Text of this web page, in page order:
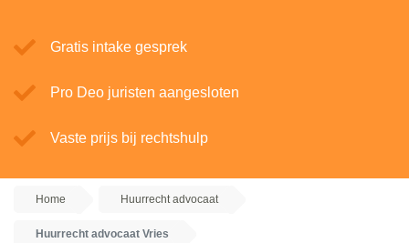
Gratis intake gesprek
Pro Deo juristen aangesloten
Vaste prijs bij rechtshulp
Home Huurrecht advocaat
Huurrecht advocaat Vries